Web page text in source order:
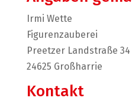
Irmi Wette
Figurenzauberei
Preetzer Landstraße 34
24625 Großharrie
Kontakt